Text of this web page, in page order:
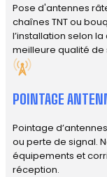
Pose d'antennes
chaînes TNT ou
l’installation selon
meilleure qualité de
POINTAGE
Pointage
ou perte de signal.
équipements et
réception.